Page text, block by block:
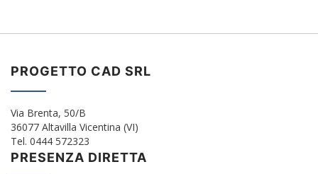
PROGETTO CAD SRL
Via Brenta, 50/B
36077 Altavilla Vicentina (VI)
Tel. 0444 572323
PRESENZA DIRETTA